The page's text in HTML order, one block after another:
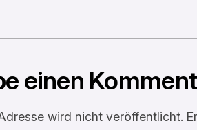
einen
wird nicht veröffentlicht.